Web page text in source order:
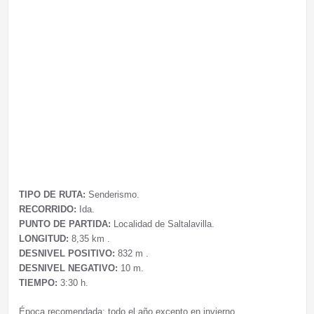
TIPO DE RUTA: Senderismo.
RECORRIDO: Ida.
PUNTO DE PARTIDA: Localidad de Saltalavilla.
LONGITUD: 8,35 km .
DESNIVEL POSITIVO: 832 m .
DESNIVEL NEGATIVO: 10 m.
TIEMPO: 3:30 h.
Época recomendada: todo el año excepto en invierno.